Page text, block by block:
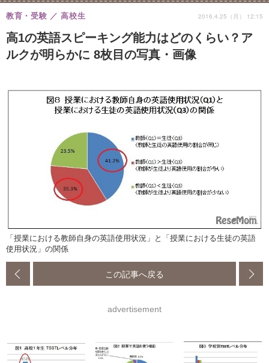
高1の英語スピーキング能力はどのくらい？ア
ルクが明らかに 8枚目の写真・画像
教育・受験 高校生 2016.4.25（月） 12:15
「授業における教師自身の英語使用状況」と「授業における生徒の英語
使用状況」の関係
この記事へ戻る
advertisement